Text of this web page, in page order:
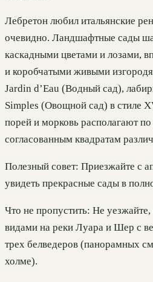
Лебретон любил итальянские
очевидно. Ландшафтные сады
каскадными цветами и лозами,
и коробчатыми живыми
Jardin d’Eau (Водный сад),
Simples (Овощной сад) в стиле
порей и морковь располагают
согласованным квадратам
Полезный совет: Приезжайте с
увидеть прекрасные сады в
Что не пропустить: Не
видами на реки Луара и Шер с
трех белведеров (панорамных
холме).